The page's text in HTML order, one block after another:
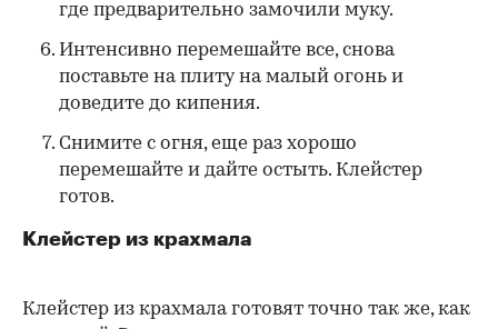
где предварительно замочили муку.
Интенсивно перемешайте все, снова
поставьте на плиту на малый огонь и
доведите до кипения.
Снимите с огня, еще раз хорошо
перемешайте и дайте остыть. Клейстер
готов.
Клейстер из крахмала
Клейстер из крахмала готовят точно так же, как